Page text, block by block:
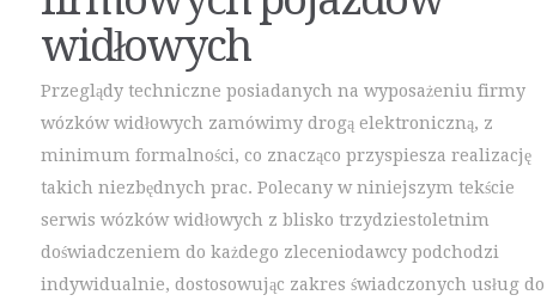
widłowych
Przeglądy techniczne posiadanych na wyposażeniu firmy
wózków widłowych zamówimy drogą elektroniczną, z
minimum formalności, co znacząco przyspiesza realizację
takich niezbędnych prac. Polecany w niniejszym tekście
serwis wózków widłowych z blisko trzydziestoletnim
doświadczeniem do każdego zleceniodawcy podchodzi
indywidualnie, dostosowując zakres świadczonych usług do